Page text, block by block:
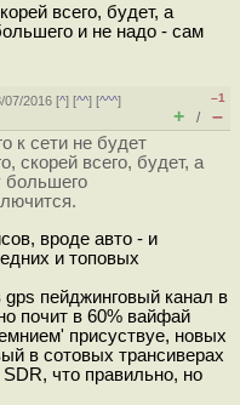
всего, будет, а
и не надо - сам
07/2016 [^] [^^] [^^^]
–1
+ / –
к сети не будет
скорей всего, будет, а
большего
вроде авто - и
и топовых
gps пейджинговый канал в
почит в 60% вайфай
присуствуе, новых
в сотовых трансиверах
что правильно, но